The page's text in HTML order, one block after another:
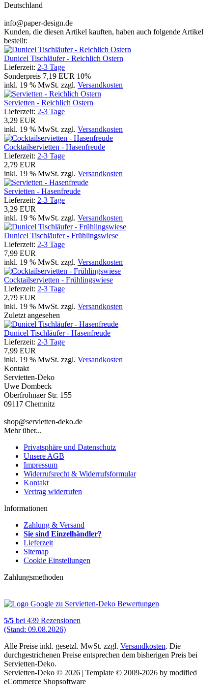
Deutschland
info@paper-design.de
Kunden, die diesen Artikel kauften, haben auch folgende Artikel
bestellt:
Dunicel Tischläufer - Reichlich Ostern
Lieferzeit: 2-3 Tage
Sonderpreis 7,19 EUR 10%
inkl. 19 % MwSt. zzgl. Versandkosten
Servietten - Reichlich Ostern
Lieferzeit: 2-3 Tage
3,29 EUR
inkl. 19 % MwSt. zzgl. Versandkosten
Cocktailservietten - Hasenfreude
Lieferzeit: 2-3 Tage
2,79 EUR
inkl. 19 % MwSt. zzgl. Versandkosten
Servietten - Hasenfreude
Lieferzeit: 2-3 Tage
3,29 EUR
inkl. 19 % MwSt. zzgl. Versandkosten
Dunicel Tischläufer - Frühlingswiese
Lieferzeit: 2-3 Tage
7,99 EUR
inkl. 19 % MwSt. zzgl. Versandkosten
Cocktailservietten - Frühlingswiese
Lieferzeit: 2-3 Tage
2,79 EUR
inkl. 19 % MwSt. zzgl. Versandkosten
Zuletzt angesehen
Dunicel Tischläufer - Hasenfreude
Lieferzeit: 2-3 Tage
7,99 EUR
inkl. 19 % MwSt. zzgl. Versandkosten
Kontakt
Servietten-Deko
Uwe Dombeck
Oberfrohnaer Str. 155
09117 Chemnitz
shop@servietten-deko.de
Mehr über...
Privatsphäre und Datenschutz
Unsere AGB
Impressum
Widerrufsrecht & Widerrufsformular
Kontakt
Vertrag widerrufen
Informationen
Zahlung & Versand
Sie sind Einzelhändler?
Lieferzeit
Sitemap
Cookie Einstellungen
Zahlungsmethoden
5/5 bei 439 Rezensionen
(Stand: 09.08.2026)
Alle Preise inkl. gesetzl. MwSt. zzgl. Versandkosten. Die
durchgestrichenen Preise entsprechen dem bisherigen Preis bei
Servietten-Deko.
Servietten-Deko © 2026 | Template © 2009-2026 by modified
eCommerce Shopsoftware